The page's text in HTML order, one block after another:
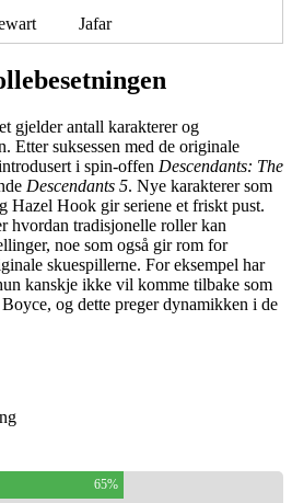
Jafar
gjelder antall karakterer og
Etter suksessen med de originale
i spin-offen Descendants: The
Descendants 5. Nye karakterer som
Hazel Hook gir seriene et friskt pust.
hvordan tradisjonelle roller kan
noe som også gir rom for
skuespillerne. For eksempel har
kanskje ikke vil komme tilbake som
og dette preger dynamikken i de
65%